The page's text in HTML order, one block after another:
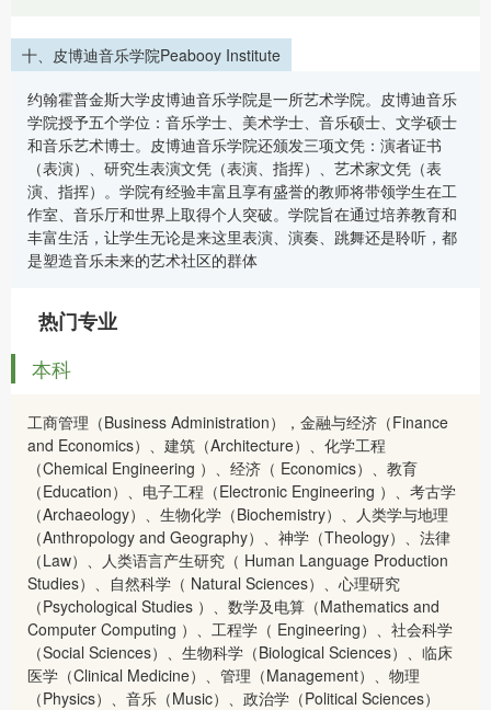
十、皮博迪音乐学院Peabooy Institute
约翰霍普金斯大学皮博迪音乐学院是一所艺术学院。皮博迪音乐
学院授予五个学位：音乐学士、美术学士、音乐硕士、文学硕士
和音乐艺术博士。皮博迪音乐学院还颁发三项文凭：演者证书
（表演）、研究生表演文凭（表演、指挥）、艺术家文凭（表
演、指挥）。学院有经验丰富且享有盛誉的教师将带领学生在工
作室、音乐厅和世界上取得个人突破。学院旨在通过培养教育和
丰富生活，让学生无论是来这里表演、演奏、跳舞还是聆听，都
是塑造音乐未来的艺术社区的群体
热门专业
本科
工商管理（Business Administration），金融与经济（Finance
and Economics）、建筑（Architecture）、化学工程
（Chemical Engineering ）、经济（ Economics）、教育
（Education）、电子工程（Electronic Engineering ）、考古学
（Archaeology）、生物化学（Biochemistry）、人类学与地理
（Anthropology and Geography）、神学（Theology）、法律
（Law）、人类语言产生研究（ Human Language Production
Studies）、自然科学（ Natural Sciences）、心理研究
（Psychological Studies ）、数学及电算（Mathematics and
Computer Computing ）、工程学（ Engineering）、社会科学
（Social Sciences）、生物科学（Biological Sciences）、临床
医学（Clinical Medicine）、管理（Management）、物理
（Physics）、音乐（Music）、政治学（Political Sciences）